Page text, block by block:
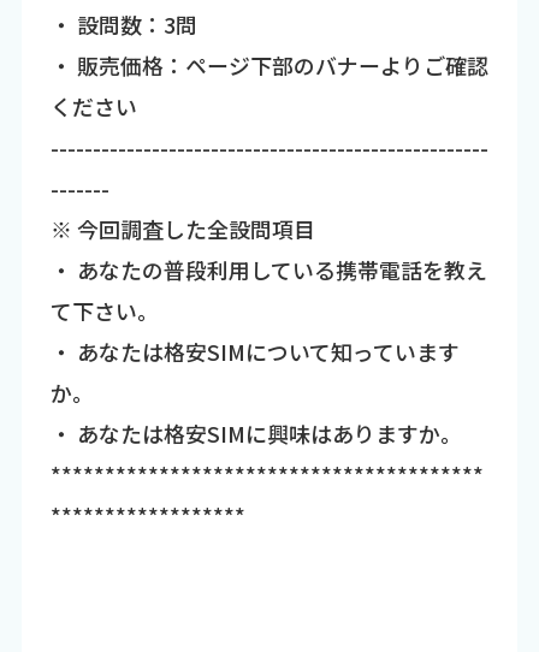
・ 設問数：3問
・ 販売価格：ページ下部のバナーよりご確認
ください
----------------------------------------------------
-------
※ 今回調査した全設問項目
・ あなたの普段利用している携帯電話を教え
て下さい。
・ あなたは格安SIMについて知っています
か。
・ あなたは格安SIMに興味はありますか。
****************************************
******************